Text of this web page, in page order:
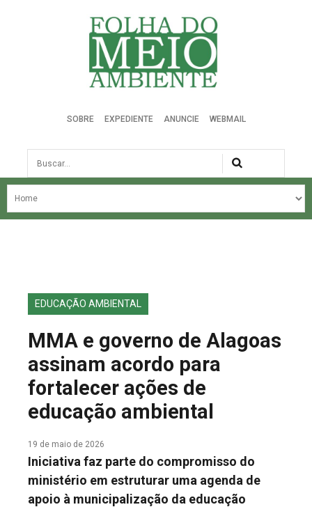
Folha do Meio Ambiente
SOBRE EXPEDIENTE ANUNCIE WEBMAIL
Busca
NOSSA HISTÓRIA
EDIÇÕES ANTERIORES
FALE CONOSCO
EDUCAÇÃO AMBIENTAL
MMA e governo de Alagoas
assinam acordo para
fortalecer ações de
educação ambiental
19 de maio de 2026
Iniciativa faz parte do compromisso do
ministério em estruturar uma agenda de
apoio à municipalização da educação